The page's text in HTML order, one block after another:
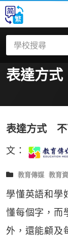
表達方
表達方式 不
文：
教育傳媒 教育
學懂英語和學
懂每個字，而
外，還能顧及